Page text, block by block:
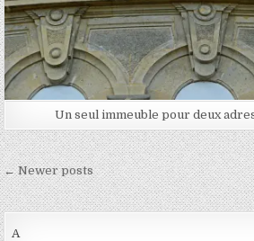
Un seul immeuble pour deux
Navigation des
← Newer posts
A